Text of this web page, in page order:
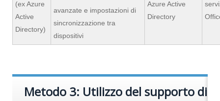
(ex Azure
Active
Directory)
avanzate e impostazioni di
sincronizzazione tra
dispositivi
Azure Active
Directory
Metodo 3: Utilizzo del supporto di